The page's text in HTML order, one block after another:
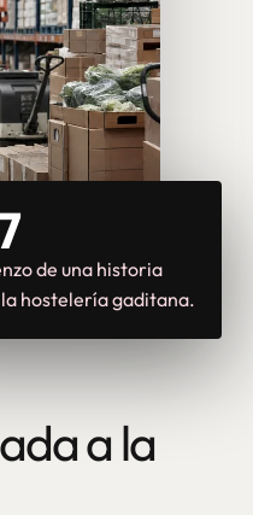
de una historia
hostelería gaditana.
a la